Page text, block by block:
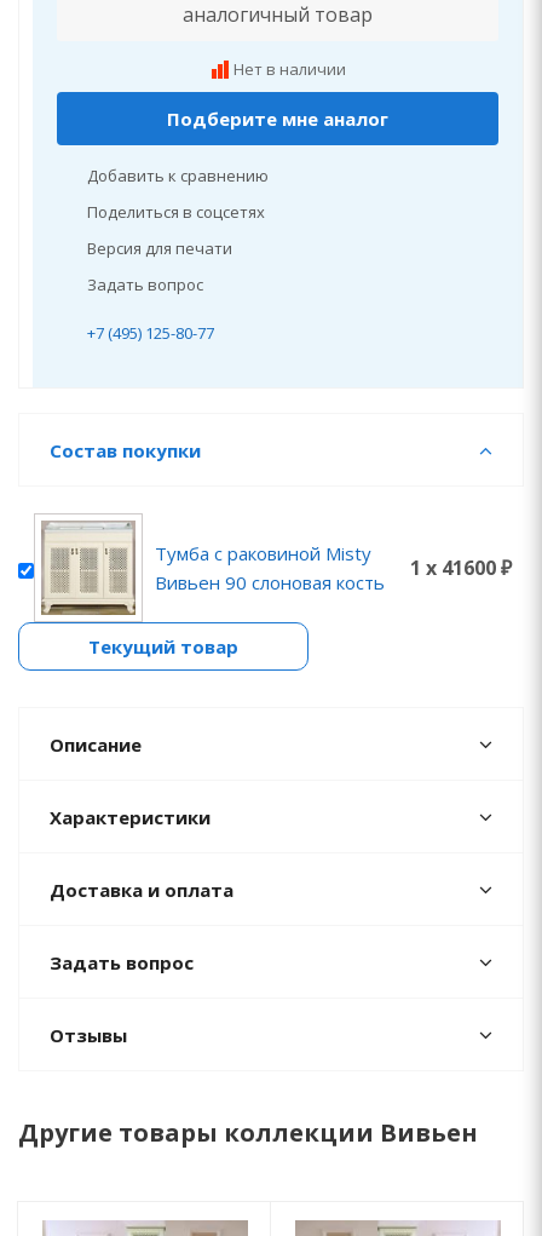
аналогичный товар
Нет в наличии
Подберите мне аналог
Добавить к сравнению
Поделиться в соцсетях
Версия для печати
Задать вопрос
+7 (495) 125-80-77
Состав покупки
Тумба с раковиной Misty
Вивьен 90 слоновая кость
1 x 41600 ₽
Текущий товар
Описание
Характеристики
Доставка и оплата
Задать вопрос
Отзывы
Другие товары коллекции Вивьен